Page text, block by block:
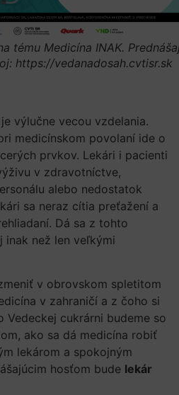
tému Medicína INAK.
https://vedanadosah.cvtisr.sk
výlučne vecou vzdelania.
medicínskom povolaní ide o
prvkov. Lekári i pacienti
v zdravotníctve,
alebo nedostatok
sa neraz cítia preťažení a
Dá sa z tohto
inak než len veľkými
v obrovskom spletitom
v zahraničí a z čoho si
Vedeckej cukrárni budeme so
ako sa dá medicína robiť
lekárom a spokojným
hosťom bude lekár